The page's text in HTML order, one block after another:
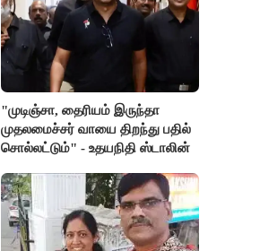
"முடிஞ்சா, தைரியம் இருந்தா
முதலமைச்சர் வாயை திறந்து பதில்
சொல்லட்டும்" - உதயநிதி ஸ்டாலின்